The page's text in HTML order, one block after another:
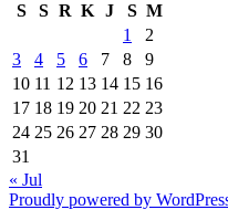
S
S R K J S M
1
2
3
4 5 6 7 8
9
10 11 12 13 14 15 16
17 18 19 20 21 22 23
24 25 26 27 28 29 30
31
« Jul
Proudly powered by